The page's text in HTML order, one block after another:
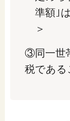
準額｣
＞
③同一世
税である